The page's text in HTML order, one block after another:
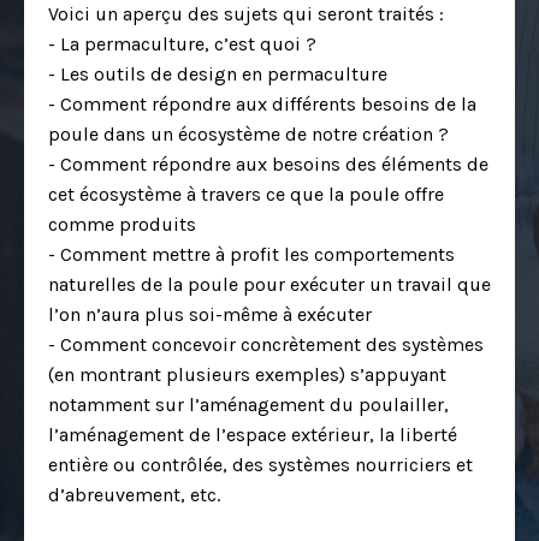
Voici un aperçu des sujets qui seront traités :
- La permaculture, c’est quoi ?
- Les outils de design en permaculture
- Comment répondre aux différents besoins de la
poule dans un écosystème de notre création ?
- Comment répondre aux besoins des éléments de
cet écosystème à travers ce que la poule offre
comme produits
- Comment mettre à profit les comportements
naturelles de la poule pour exécuter un travail que
l’on n’aura plus soi-même à exécuter
- Comment concevoir concrètement des systèmes
(en montrant plusieurs exemples) s’appuyant
notamment sur l’aménagement du poulailler,
l’aménagement de l’espace extérieur, la liberté
entière ou contrôlée, des systèmes nourriciers et
d’abreuvement, etc.